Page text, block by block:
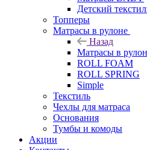
Детский
Топперы
Матрасы в рулоне
Назад
Матрасы в
ROLL FOAM
ROLL SPRING
Simple
Текстиль
Чехлы для матраса
Основания
Тумбы и комоды
Акции